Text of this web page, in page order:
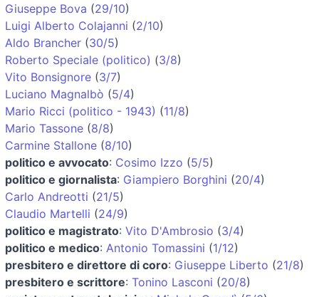
Giuseppe Bova (29/10)
Luigi Alberto Colajanni (2/10)
Aldo Brancher (30/5)
Roberto Speciale (politico) (3/8)
Vito Bonsignore (3/7)
Luciano Magnalbò (5/4)
Mario Ricci (politico - 1943) (11/8)
Mario Tassone (8/8)
Carmine Stallone (8/10)
politico e avvocato: Cosimo Izzo (5/5)
politico e giornalista: Giampiero Borghini (20/4)
Carlo Andreotti (21/5)
Claudio Martelli (24/9)
politico e magistrato: Vito D'Ambrosio (3/4)
politico e medico: Antonio Tomassini (1/12)
presbitero e direttore di coro: Giuseppe Liberto (21/8)
presbitero e scrittore: Tonino Lasconi (20/8)